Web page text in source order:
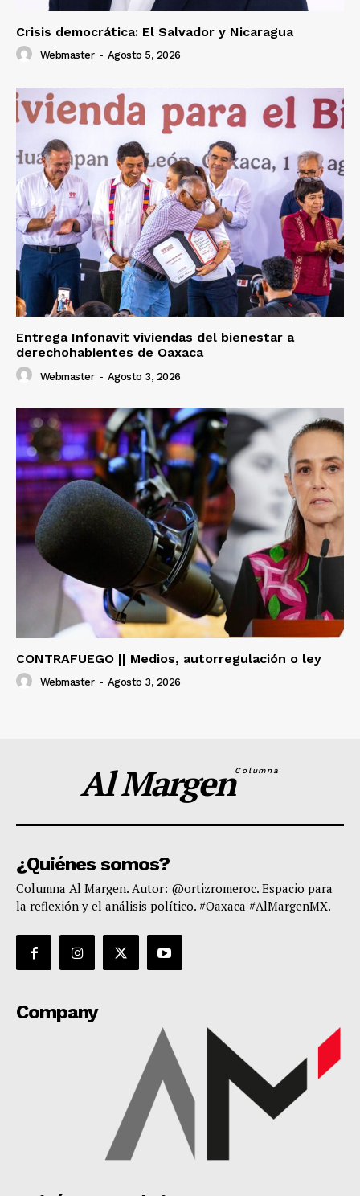
Crisis democrática: El Salvador y Nicaragua
Webmaster - Agosto 5, 2026
Entrega Infonavit viviendas del bienestar a
derechohabientes de Oaxaca
Webmaster - Agosto 3, 2026
CONTRAFUEGO || Medios, autorregulación o ley
Webmaster - Agosto 3, 2026
Al MargenColumna
¿Quiénes somos?
Columna Al Margen. Autor: @ortizromeroc. Espacio para
la reflexión y el análisis político. #Oaxaca #AlMargenMX.
Company